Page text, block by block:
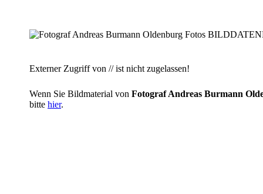
Externer Zugriff von // ist nicht zugelassen!
Wenn Sie Bildmaterial von Fotograf Andreas Burmann
bitte hier.